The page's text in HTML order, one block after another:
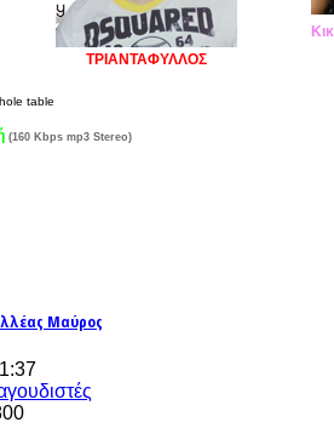
ΤΡΙΑΝΤΑΦΥΛΛΟΣ
(160 Kbps mp3 Stereo)
Μαύρος